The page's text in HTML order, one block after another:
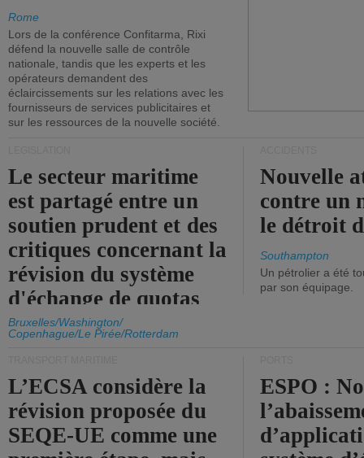
Rome
Lors de la conférence Confitarma, Rixi
défend la nouvelle salle de contrôle
nationale, tandis que les experts et les
opérateurs demandent des
éclaircissements sur les relations avec les
fournisseurs de services publicitaires et
sur les ressources de la nouvelle société.
Le secteur maritime
est partagé entre un
soutien prudent et des
critiques concernant la
révision du système
d'échange de quotas
d'émission de l'UE.
Bruxelles/Washington/
Copenhague/Le Pirée/Rotterdam
Nouvelle
contre un
le détroit
Southampton
Un pétrolier a été
par son équipage.
L’ECSA considère la
révision proposée du
SEQE-UE comme une
ESPO :